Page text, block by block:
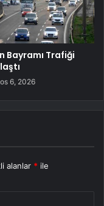
Bayramı Trafiği
6, 2026
alanlar * ile